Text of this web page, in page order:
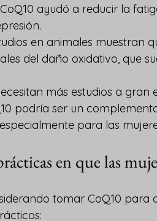
ayudó a reducir la
en animales muestran
del daño oxidativo, que
más estudios a
podría ser un
para las
en que las
tomar CoQ10